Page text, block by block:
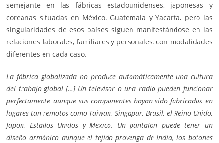
semejante en las fábricas estadounidenses, japonesas y
coreanas situadas en México, Guatemala y Yacarta, pero las
singularidades de esos países siguen manifestándose en las
relaciones laborales, familiares y personales, con modalidades
diferentes en cada caso.
La fábrica globalizada no produce automáticamente una cultura
del trabajo global […] Un televisor o una radio pueden funcionar
perfectamente aunque sus componentes hayan sido fabricados en
lugares tan remotos como Taiwan, Singapur, Brasil, el Reino Unido,
Japón, Estados Unidos y México. Un pantalón puede tener un
diseño armónico aunque el tejido provenga de India, los botones